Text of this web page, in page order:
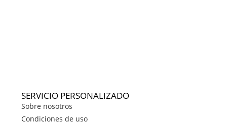
SERVICIO PERSONALIZADO
Sobre nosotros
Condiciones de uso